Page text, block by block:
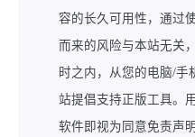
容的长久可用性，通过
而来的风险与本站无关
时之内，从您的电脑/手
站提倡支持正版工具。
软件即视为同意免责声